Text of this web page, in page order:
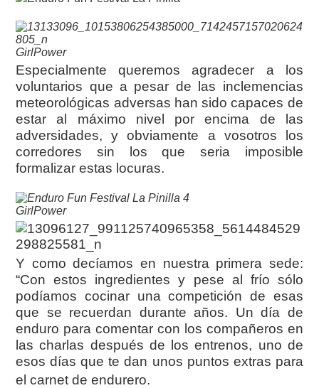
GirlPower
Especialmente queremos agradecer a los
voluntarios que a pesar de las inclemencias
meteorológicas adversas han sido capaces de
estar al máximo nivel por encima de las
adversidades, y obviamente a vosotros los
corredores sin los que seria imposible
formalizar estas locuras.
GirlPower
Y como decíamos en nuestra primera sede:
“Con estos ingredientes y pese al frío sólo
podíamos cocinar una competición de esas
que se recuerdan durante años. Un día de
enduro para comentar con los compañeros en
las charlas después de los entrenos, uno de
esos días que te dan unos puntos extras para
el carnet deendurero.